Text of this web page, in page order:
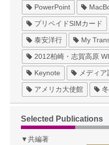
PowerPoint
プリペイドSIMカード
泰安洋行 My
2012柏崎・志賀高原
Keynote メディア
アメリカ大使館
Selected Publications
▼共編著